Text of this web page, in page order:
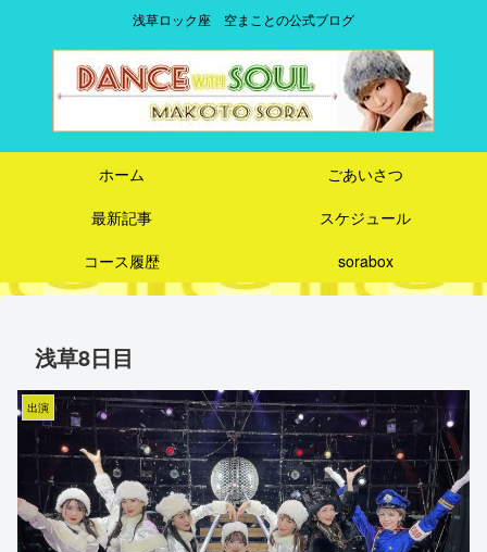
浅草ロック座 空まことの公式ブログ
ホーム
ごあいさつ
最新記事
スケジュール
コース履歴
sorabox
浅草8日目
出演